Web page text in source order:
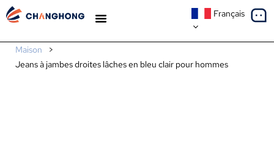
Français
Maison
>
Jeans à jambes droites lâches en bleu clair pour hommes